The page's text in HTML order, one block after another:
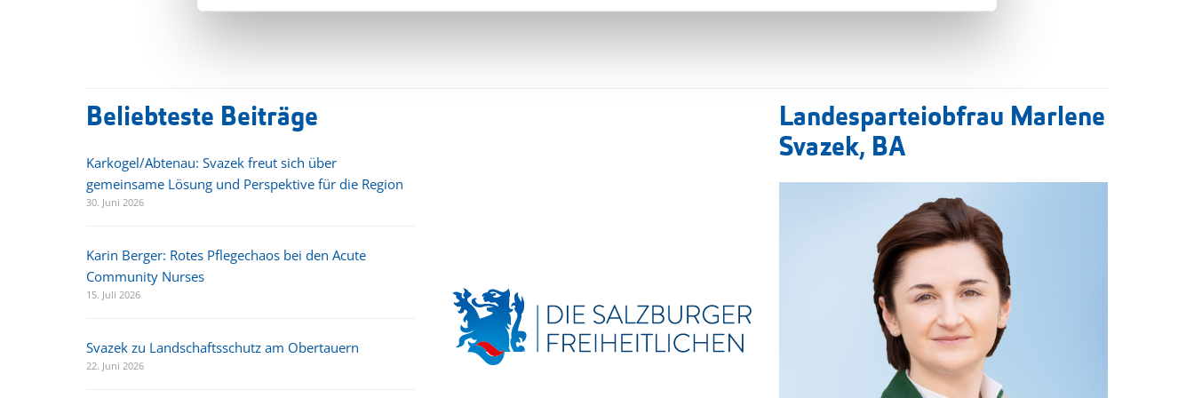
Beliebteste Beiträge
Karkogel/Abtenau: Svazek freut sich über
gemeinsame Lösung und Perspektive für die Region
30. Juni 2026
Karin Berger: Rotes Pflegechaos bei den Acute
Community Nurses
15. Juli 2026
Svazek zu Landschaftsschutz am Obertauern
22. Juni 2026
Landesparteiobfrau Marlene
Svazek, BA